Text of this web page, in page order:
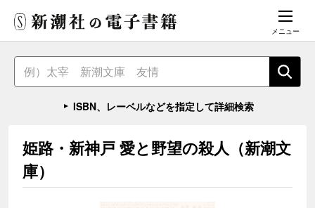
メニュー
ISBN、レーベルなどを指定して詳細検索
姫路・新神戸 愛と野望の殺人（新潮文
庫）